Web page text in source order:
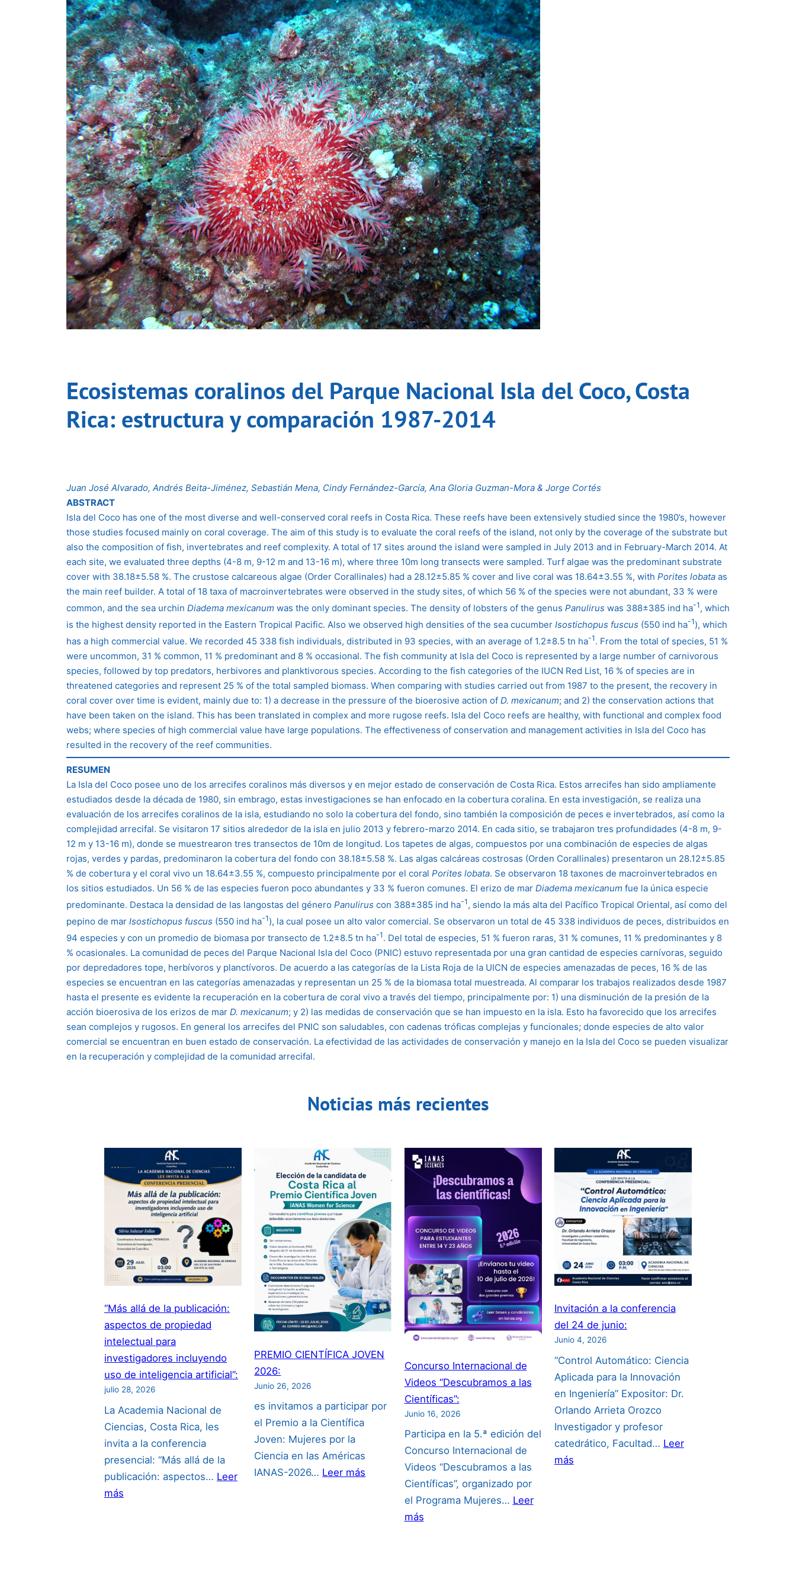
Ecosistemas coralinos del Parque Nacional Isla del Coco, Costa
Rica: estructura y comparación 1987-2014
Juan José Alvarado, Andrés Beita-Jiménez, Sebastián Mena, Cindy Fernández-García, Ana Gloria Guzman-Mora & Jorge Cortés
ABSTRACT
Isla del Coco has one of the most diverse and well-conserved coral reefs in Costa Rica. These reefs have been extensively studied since the 1980’s, however
those studies focused mainly on coral coverage. The aim of this study is to evaluate the coral reefs of the island, not only by the coverage of the substrate but
also the composition of fish, invertebrates and reef complexity. A total of 17 sites around the island were sampled in July 2013 and in February-March 2014. At
each site, we evaluated three depths (4-8 m, 9-12 m and 13-16 m), where three 10m long transects were sampled. Turf algae was the predominant substrate
cover with 38.18±5.58 %. The crustose calcareous algae (Order Corallinales) had a 28.12±5.85 % cover and live coral was 18.64±3.55 %, with Porites lobata as
the main reef builder. A total of 18 taxa of macroinvertebrates were observed in the study sites, of which 56 % of the species were not abundant, 33 % were
common, and the sea urchin Diadema mexicanum was the only dominant species. The density of lobsters of the genus Panulirus was 388±385 ind ha-1, which
is the highest density reported in the Eastern Tropical Pacific. Also we observed high densities of the sea cucumber Isostichopus fuscus (550 ind ha-1), which
has a high commercial value. We recorded 45 338 fish individuals, distributed in 93 species, with an average of 1.2±8.5 tn ha-1. From the total of species, 51 %
were uncommon, 31 % common, 11 % predominant and 8 % occasional. The fish community at Isla del Coco is represented by a large number of carnivorous
species, followed by top predators, herbivores and planktivorous species. According to the fish categories of the IUCN Red List, 16 % of species are in
threatened categories and represent 25 % of the total sampled biomass. When comparing with studies carried out from 1987 to the present, the recovery in
coral cover over time is evident, mainly due to: 1) a decrease in the pressure of the bioerosive action of D. mexicanum; and 2) the conservation actions that
have been taken on the island. This has been translated in complex and more rugose reefs. Isla del Coco reefs are healthy, with functional and complex food
webs; where species of high commercial value have large populations. The effectiveness of conservation and management activities in Isla del Coco has
resulted in the recovery of the reef communities.
RESUMEN
La Isla del Coco posee uno de los arrecifes coralinos más diversos y en mejor estado de conservación de Costa Rica. Estos arrecifes han sido ampliamente
estudiados desde la década de 1980, sin embrago, estas investigaciones se han enfocado en la cobertura coralina. En esta investigación, se realiza una
evaluación de los arrecifes coralinos de la isla, estudiando no solo la cobertura del fondo, sino también la composición de peces e invertebrados, así como la
complejidad arrecifal. Se visitaron 17 sitios alrededor de la isla en julio 2013 y febrero-marzo 2014. En cada sitio, se trabajaron tres profundidades (4-8 m, 9-
12 m y 13-16 m), donde se muestrearon tres transectos de 10m de longitud. Los tapetes de algas, compuestos por una combinación de especies de algas
rojas, verdes y pardas, predominaron la cobertura del fondo con 38.18±5.58 %. Las algas calcáreas costrosas (Orden Corallinales) presentaron un 28.12±5.85
% de cobertura y el coral vivo un 18.64±3.55 %, compuesto principalmente por el coral Porites lobata. Se observaron 18 taxones de macroinvertebrados en
los sitios estudiados. Un 56 % de las especies fueron poco abundantes y 33 % fueron comunes. El erizo de mar Diadema mexicanum fue la única especie
predominante. Destaca la densidad de las langostas del género Panulirus con 388±385 ind ha-1, siendo la más alta del Pacífico Tropical Oriental, así como del
pepino de mar Isostichopus fuscus (550 ind ha-1), la cual posee un alto valor comercial. Se observaron un total de 45 338 individuos de peces, distribuidos en
94 especies y con un promedio de biomasa por transecto de 1.2±8.5 tn ha-1. Del total de especies, 51 % fueron raras, 31 % comunes, 11 % predominantes y 8
% ocasionales. La comunidad de peces del Parque Nacional Isla del Coco (PNIC) estuvo representada por una gran cantidad de especies carnívoras, seguido
por depredadores tope, herbívoros y planctívoros. De acuerdo a las categorías de la Lista Roja de la UICN de especies amenazadas de peces, 16 % de las
especies se encuentran en las categorías amenazadas y representan un 25 % de la biomasa total muestreada. Al comparar los trabajos realizados desde 1987
hasta el presente es evidente la recuperación en la cobertura de coral vivo a través del tiempo, principalmente por: 1) una disminución de la presión de la
acción bioerosiva de los erizos de mar D. mexicanum; y 2) las medidas de conservación que se han impuesto en la isla. Esto ha favorecido que los arrecifes
sean complejos y rugosos. En general los arrecifes del PNIC son saludables, con cadenas tróficas complejas y funcionales; donde especies de alto valor
comercial se encuentran en buen estado de conservación. La efectividad de las actividades de conservación y manejo en la Isla del Coco se pueden visualizar
en la recuperación y complejidad de la comunidad arrecifal.
Noticias más recientes
“Más allá de la publicación:
aspectos de propiedad
intelectual para
investigadores incluyendo
uso de inteligencia artificial”:
julio 28, 2026
La Academia Nacional de
Ciencias, Costa Rica, les
invita a la conferencia
presencial: “Más allá de la
publicación: aspectos… Leer
más
PREMIO CIENTÍFICA JOVEN
2026:
Junio 26, 2026
es invitamos a participar por
el Premio a la Científica
Joven: Mujeres por la
Ciencia en las Américas
IANAS-2026… Leer más
CIENTÍFICA
Concurso Internacional de
Videos “Descubramos a las
Científicas”:
Junio 16, 2026
Participa en la 5.ª edición del
Concurso Internacional de
Videos “Descubramos a las
Científicas”, organizado por
el Programa Mujeres… Leer
más:
Invitación a la conferencia
del 24 de junio:
Junio 4, 2026
“Control Automático: Ciencia
Aplicada para la Innovación
en Ingeniería” Expositor: Dr.
Orlando Arrieta Orozco
Investigador y profesor
catedrático, Facultad… Leer
más: